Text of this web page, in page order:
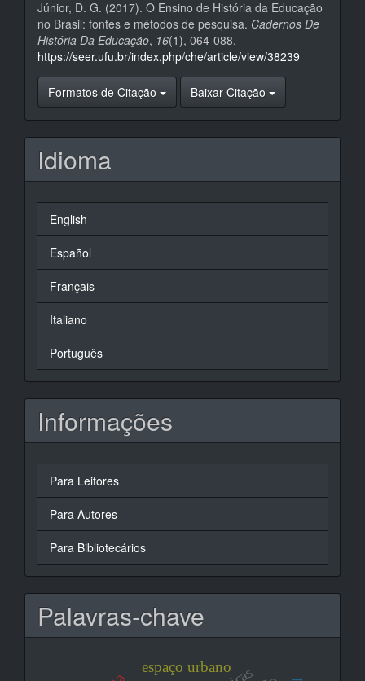
Júnior, D. G. (2017). O Ensino de História da Educação
no Brasil: fontes e métodos de pesquisa. Cadernos De
História Da Educação, 16(1), 064-088.
https://seer.ufu.br/index.php/che/article/view/38239
Formatos de Citação Baixar Citação
Idioma
English
Español
Français
Italiano
Português
Informações
Para Leitores
Para Autores
Para Bibliotecários
Palavras-chave
espaço urbano